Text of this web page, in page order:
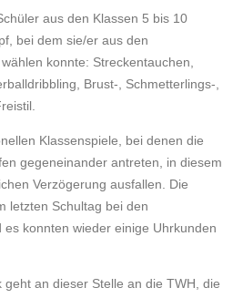
aus den Klassen 5 bis 10
bei dem sie/er aus den
konnte: Streckentauchen,
Brust-, Schmetterlings-,
Klassenspiele, bei denen die
gegeneinander antreten, in diesem
Verzögerung ausfallen. Die
letzten Schultag bei den
konnten wieder einige Uhrkunden
geht an dieser Stelle an die TWH, die